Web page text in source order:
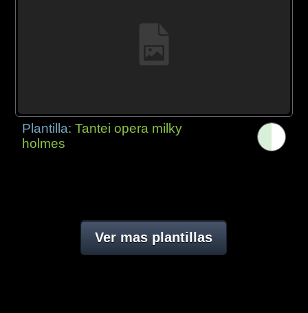
Plantilla:Tantei opera milky
holmes
Ver mas plantillas